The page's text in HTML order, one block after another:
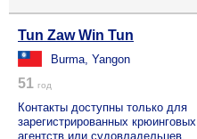
Tun Zaw Win Tun
Burma, Yangon
51 год
Контакты доступны только для
зарегистрированных крюинговых
агентств или судовладельцев.